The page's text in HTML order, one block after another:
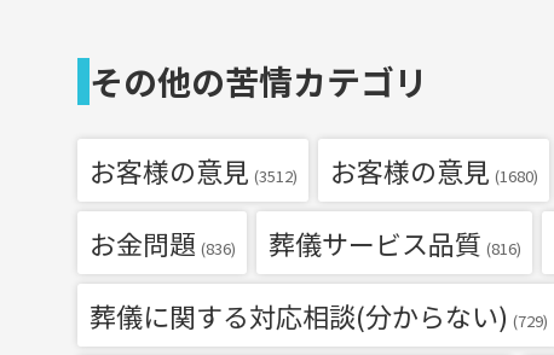
その他の苦情カテゴリ
お客様の意見 (3512) お客様の意見 (1680)
お金問題 (836) 葬儀サービス品質 (816)
葬儀に関する対応相談(分からない) (729)